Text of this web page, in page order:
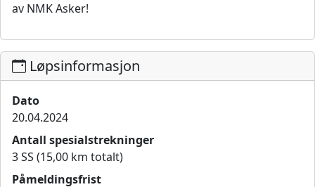
av NMK Asker!
Løpsinformasjon
Dato
20.04.2024
Antall spesialstrekninger
3 SS (15,00 km totalt)
Påmeldingsfrist